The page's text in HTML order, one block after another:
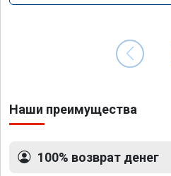
Наши преимущества
100% возврат денег